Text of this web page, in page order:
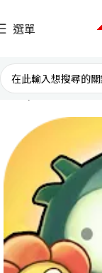
選單
首頁 台灣遊戲